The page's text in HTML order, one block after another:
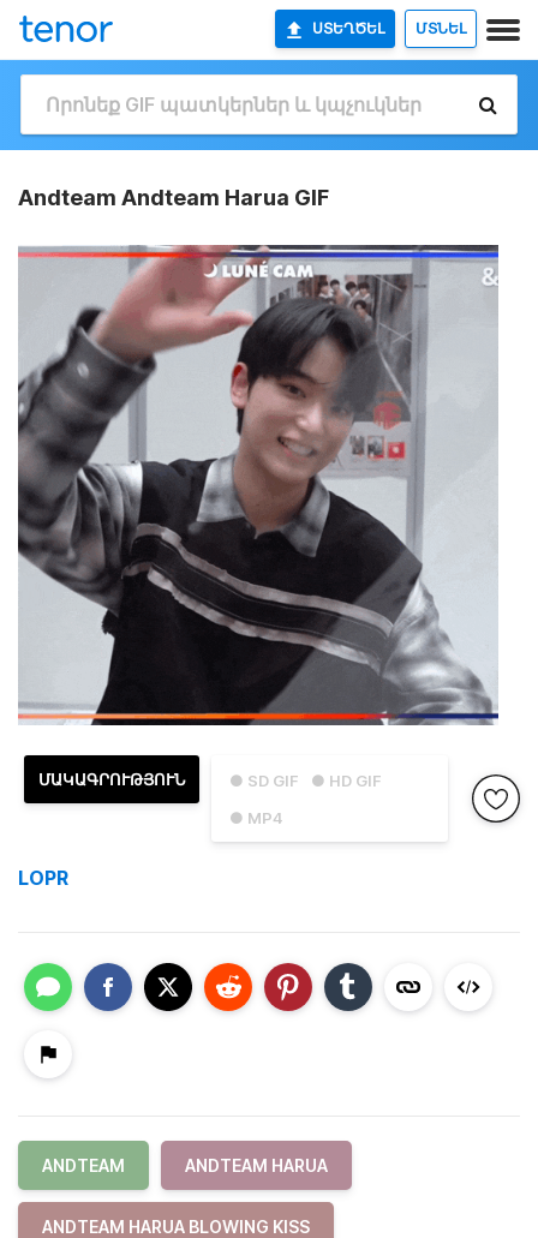
ՍՏԵՂԾԵԼ ՄՏՆԵԼ
Andteam Andteam Harua GIF
● SD GIF
● HD GIF
● MP4
ՄԱԿԱԳՐՈՒԹՅՈՒՆ
LOPR
ANDTEAM ANDTEAM HARUA
ANDTEAM HARUA BLOWING KISS